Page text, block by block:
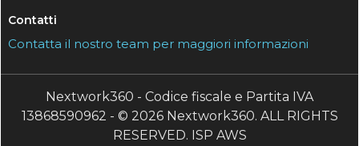
Contatti
Contatta il nostro team per maggiori informazioni
Nextwork360 - Codice fiscale e Partita IVA
13868590962 - © 2026 Nextwork360. ALL RIGHTS
RESERVED. ISP AWS